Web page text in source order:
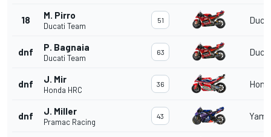
18 M. Pirro
Ducati Team
51
dnf P. Bagnaia
Ducati Team
63
dnf J. Mir
Honda HRC
36
dnf J. Miller
Pramac Racing
43